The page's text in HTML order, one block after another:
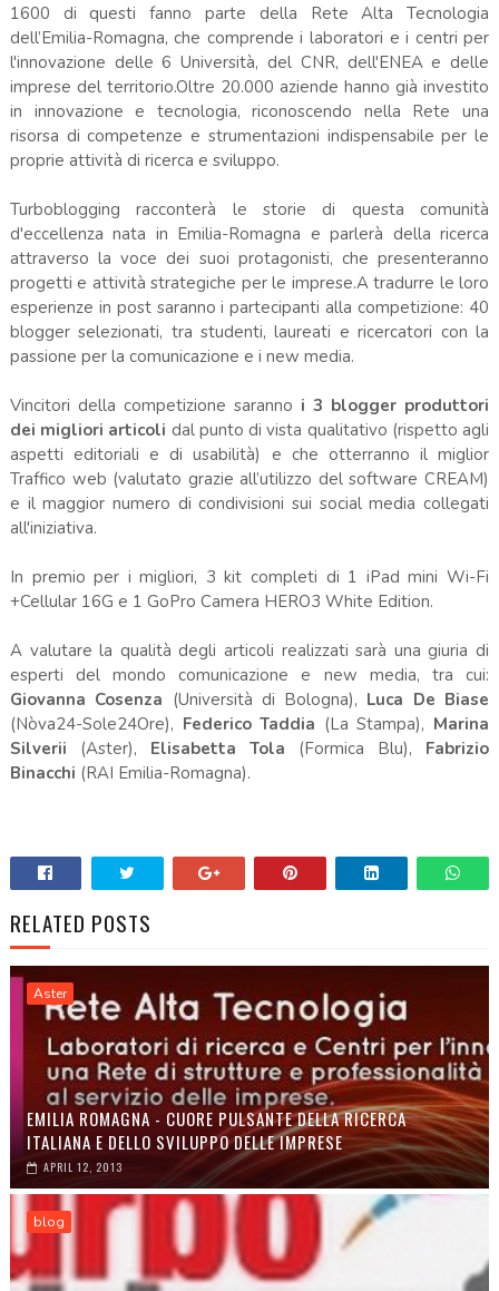
1600 di questi fanno parte della Rete Alta Tecnologia
dell’Emilia-Romagna, che comprende i laboratori e i centri per
l'innovazione delle 6 Università, del CNR, dell'ENEA e delle
imprese del territorio.Oltre 20.000 aziende hanno già investito
in innovazione e tecnologia, riconoscendo nella Rete una
risorsa di competenze e strumentazioni indispensabile per le
proprie attività di ricerca e sviluppo.
Turboblogging racconterà le storie di questa comunità
d'eccellenza nata in Emilia-Romagna e parlerà della ricerca
attraverso la voce dei suoi protagonisti, che presenteranno
progetti e attività strategiche per le imprese.A tradurre le loro
esperienze in post saranno i partecipanti alla competizione: 40
blogger selezionati, tra studenti, laureati e ricercatori con la
passione per la comunicazione e i new media.
Vincitori della competizione saranno i 3 blogger produttori
dei migliori articoli dal punto di vista qualitativo (rispetto agli
aspetti editoriali e di usabilità) e che otterranno il miglior
Traffico web (valutato grazie all’utilizzo del software CREAM)
e il maggior numero di condivisioni sui social media collegati
all'iniziativa.
In premio per i migliori, 3 kit completi di 1 iPad mini Wi-Fi
+Cellular 16G e 1 GoPro Camera HERO3 White Edition.
A valutare la qualità degli articoli realizzati sarà una giuria di
esperti del mondo comunicazione e new media, tra cui:
Giovanna Cosenza (Università di Bologna), Luca De Biase
(Nòva24-Sole24Ore), Federico Taddia (La Stampa), Marina
Silverii (Aster), Elisabetta Tola (Formica Blu), Fabrizio
Binacchi (RAI Emilia-Romagna).
RELATED POSTS
Aster
EMILIA ROMAGNA - CUORE PULSANTE DELLA RICERCA
ITALIANA E DELLO SVILUPPO DELLE IMPRESE
APRIL 12, 2013
blog